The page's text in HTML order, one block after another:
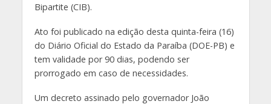
Bipartite (CIB).
Ato foi publicado na edição desta quinta-feira (16)
do Diário Oficial do Estado da Paraíba (DOE-PB) e
tem validade por 90 dias, podendo ser
prorrogado em caso de necessidades.
Um decreto assinado pelo governador João